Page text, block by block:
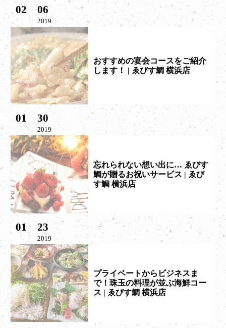
02 06
2019
おすすめの宴会コースをご紹介
します！ | ゑびす鯛 横浜店
01 30
2019
忘れられない想い出に… ゑびす
鯛が贈るお祝いサービス | ゑび
す鯛 横浜店
01 23
2019
プライベートからビジネスま
で！珠玉の料理が並ぶ海鮮コー
ス | ゑびす鯛 横浜店